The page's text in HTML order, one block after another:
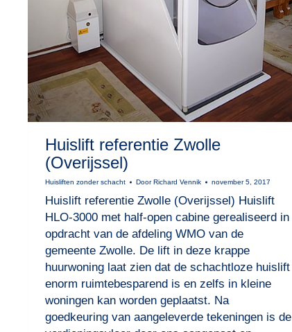
Huislift referentie Zwolle
(Overijssel)
Huisliften zonder schacht Door Richard Vennik november 5, 2017
Huislift referentie Zwolle (Overijssel) Huislift
HLO-3000 met half-open cabine gerealiseerd in
opdracht van de afdeling WMO van de
gemeente Zwolle. De lift in deze krappe
huurwoning laat zien dat de schachtloze huislift
enorm ruimtebesparend is en zelfs in kleine
woningen kan worden geplaatst. Na
goedkeuring van aangeleverde tekeningen is de